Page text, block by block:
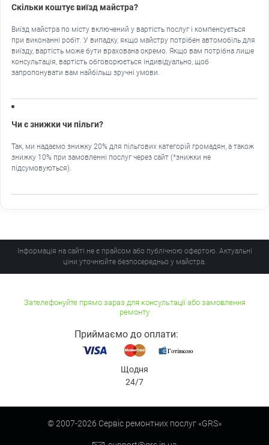
Скільки коштує виїзд майстра?
Виїзд майстра по місту включений у вартість послуг і компенсується
при виконанні робіт. У випадку, якщо майстру потрібен автомобіль для
виїзду, вартість може бути врахована окремо. Якщо вам потрібна лише
консультація, вартість обговорюється індивідуально, щоб
запропонувати вам найбільш зручні умови.
Чи є знижки чи пільги?
Так, ми надаємо знижку 20% для пільгових категорій громадян, а також
знижку 10% при замовленні послуг через сайт (*знижки не
підсумовуються).
Інформація на сайті не є прайсом або публічною офертою. Актуальні
ціни уточнюйте безпосередньо у майстра.
Зателефонуйте прямо зараз для консультації або замовлення
ремонту
Приймаємо до оплати:
Щодня
24/7
© 2007-2026 Сервіс ремонтних послуг «GRS»